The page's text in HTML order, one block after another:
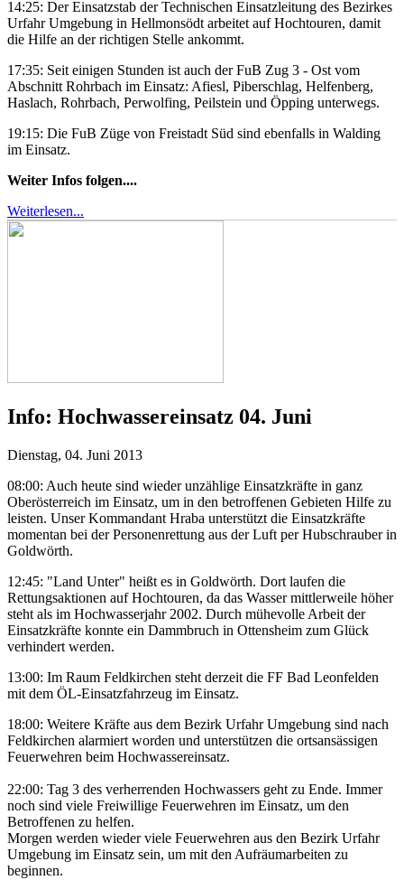
14:25: Der Einsatzstab der Technischen Einsatzleitung des Bezirkes
Urfahr Umgebung in Hellmonsödt arbeitet auf Hochtouren, damit
die Hilfe an der richtigen Stelle ankommt.
17:35: Seit einigen Stunden ist auch der FuB Zug 3 - Ost vom
Abschnitt Rohrbach im Einsatz: Afiesl, Piberschlag, Helfenberg,
Haslach, Rohrbach, Perwolfing, Peilstein und Öpping unterwegs.
19:15: Die FuB Züge von Freistadt Süd sind ebenfalls in Walding
im Einsatz.
Weiter Infos folgen....
Weiterlesen...
Info: Hochwassereinsatz 04. Juni
Dienstag, 04. Juni 2013
08:00: Auch heute sind wieder unzählige Einsatzkräfte in ganz
Oberösterreich im Einsatz, um in den betroffenen Gebieten Hilfe zu
leisten. Unser Kommandant Hraba unterstützt die Einsatzkräfte
momentan bei der Personenrettung aus der Luft per Hubschrauber in
Goldwörth.
12:45: "Land Unter" heißt es in Goldwörth. Dort laufen die
Rettungsaktionen auf Hochtouren, da das Wasser mittlerweile höher
steht als im Hochwasserjahr 2002. Durch mühevolle Arbeit der
Einsatzkräfte konnte ein Dammbruch in Ottensheim zum Glück
verhindert werden.
13:00: Im Raum Feldkirchen steht derzeit die FF Bad Leonfelden
mit dem ÖL-Einsatzfahrzeug im Einsatz.
18:00: Weitere Kräfte aus dem Bezirk Urfahr Umgebung sind nach
Feldkirchen alarmiert worden und unterstützen die ortsansässigen
Feuerwehren beim Hochwassereinsatz.
22:00: Tag 3 des verherrenden Hochwassers geht zu Ende. Immer
noch sind viele Freiwillige Feuerwehren im Einsatz, um den
Betroffenen zu helfen.
Morgen werden wieder viele Feuerwehren aus den Bezirk Urfahr
Umgebung im Einsatz sein, um mit den Aufräumarbeiten zu
beginnen.